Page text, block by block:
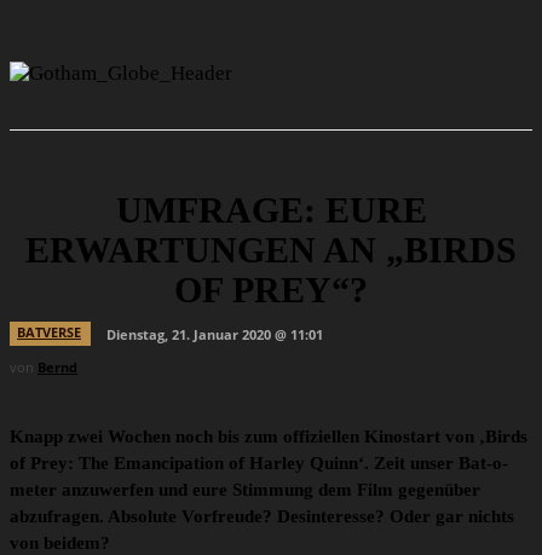
UMFRAGE: EURE
ERWARTUNGEN AN „BIRDS
OF PREY“?
BATVERSE
Dienstag, 21. Januar 2020 @ 11:01
von Bernd
Knapp zwei Wochen noch bis zum offiziellen Kinostart von ‚Birds
of Prey: The Emancipation of Harley Quinn‘. Zeit unser Bat-o-
meter anzuwerfen und eure Stimmung dem Film gegenüber
abzufragen. Absolute Vorfreude? Desinteresse? Oder gar nichts
von beidem?